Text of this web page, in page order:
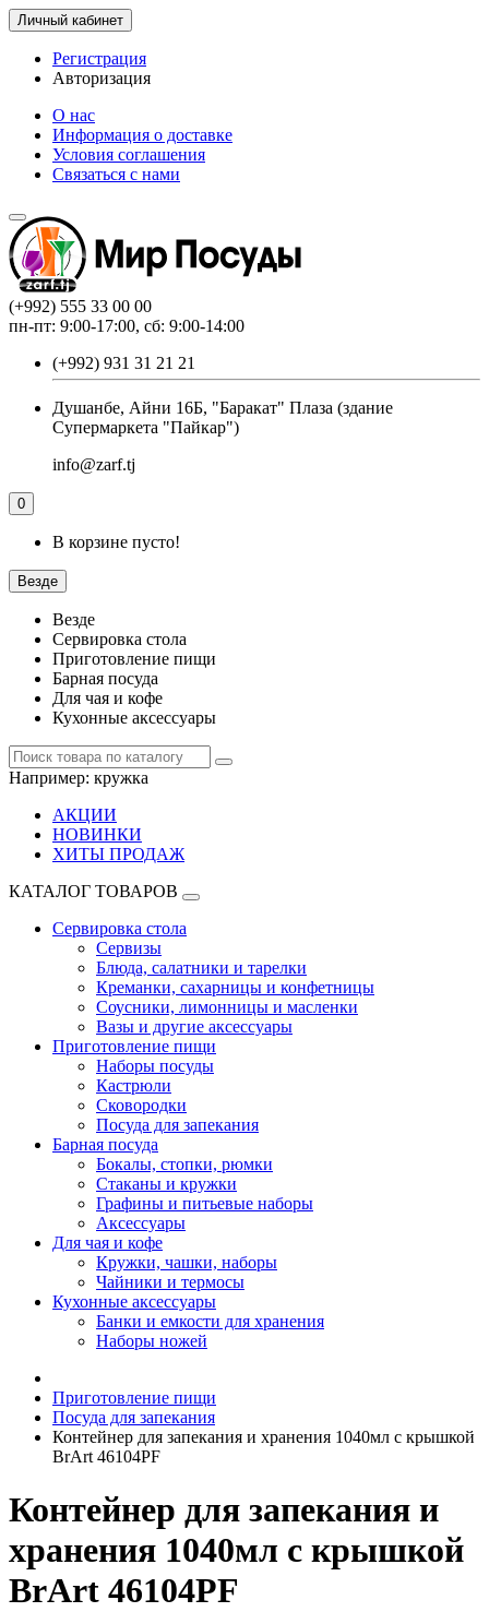
Личный кабинет
Регистрация
Авторизация
О нас
Информация о доставке
Условия соглашения
Связаться с нами
(+992) 555 33 00 00
пн-пт: 9:00-17:00, сб: 9:00-14:00
(+992) 931 31 21 21
Душанбе, Айни 16Б, "Баракат" Плаза (здание
Супермаркета "Пайкар")
info@zarf.tj
0
В корзине пусто!
Везде
Везде
Сервировка стола
Приготовление пищи
Барная посуда
Для чая и кофе
Кухонные аксессуары
Например: кружка
АКЦИИ
НОВИНКИ
ХИТЫ ПРОДАЖ
КАТАЛОГ ТОВАРОВ
Сервировка стола
Сервизы
Блюда, салатники и тарелки
Креманки, сахарницы и конфетницы
Соусники, лимонницы и масленки
Вазы и другие аксессуары
Приготовление пищи
Наборы посуды
Кастрюли
Сковородки
Посуда для запекания
Барная посуда
Бокалы, стопки, рюмки
Стаканы и кружки
Графины и питьевые наборы
Аксессуары
Для чая и кофе
Кружки, чашки, наборы
Чайники и термосы
Кухонные аксессуары
Банки и емкости для хранения
Наборы ножей
Приготовление пищи
Посуда для запекания
Контейнер для запекания и хранения 1040мл с крышкой
BrArt 46104PF
Контейнер для запекания и
хранения 1040мл с крышкой
BrArt 46104PF